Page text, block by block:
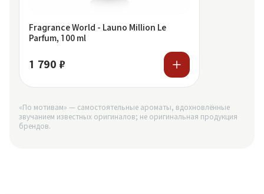
Fragrance World - Launo Million Le
Parfum, 100 ml
1 790 ₽
«По мотивам» — самостоятельные ароматы, вдохновлённые
звучанием известных оригиналов; не оригинальная продукция
брендов.